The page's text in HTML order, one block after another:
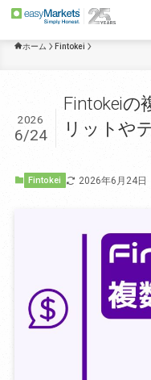
ホーム Fintokei
Fintokeiの
リットや
2026
6/24
Fintokei 2026年6月24日